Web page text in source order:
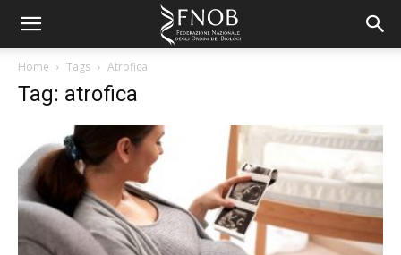
Home Tags Atrofica
Tag: atrofica